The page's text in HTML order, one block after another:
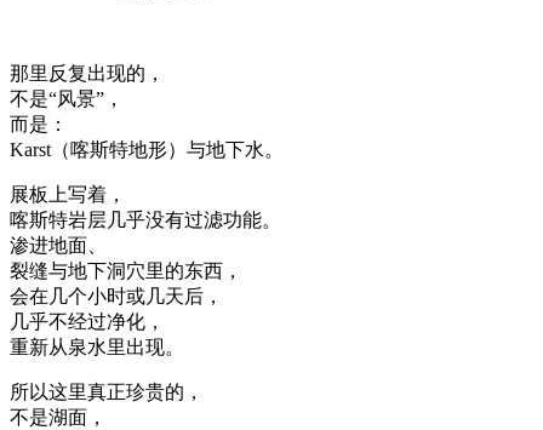
那里反复出现的，
不是“风景”，
而是：
Karst（喀斯特地形）与地下水。
展板上写着，
喀斯特岩层几乎没有过滤功能。
渗进地面、
裂缝与地下洞穴里的东西，
会在几个小时或几天后，
几乎不经过净化，
重新从泉水里出现。
所以这里真正珍贵的，
不是湖面，